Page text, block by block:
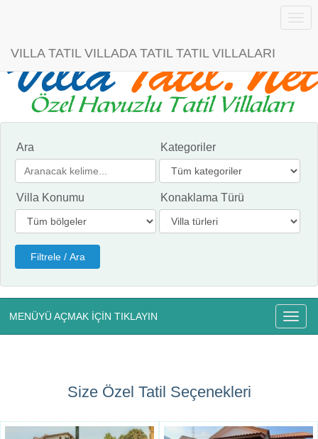
VILLA TATIL VILLADA TATIL TATIL VILLALARI
Ara Kategoriler
Villa Konumu Konaklama Türü
MENÜYÜ AÇMAK İÇİN TIKLAYIN
Size Özel Tatil Seçenekleri